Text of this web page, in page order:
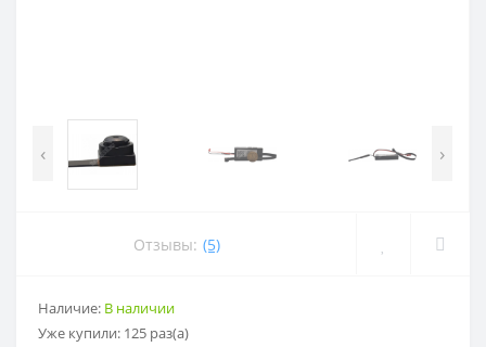
‹ ›
Отзывы: (5)
Наличие: В наличии
Уже купили: 125 раз(а)